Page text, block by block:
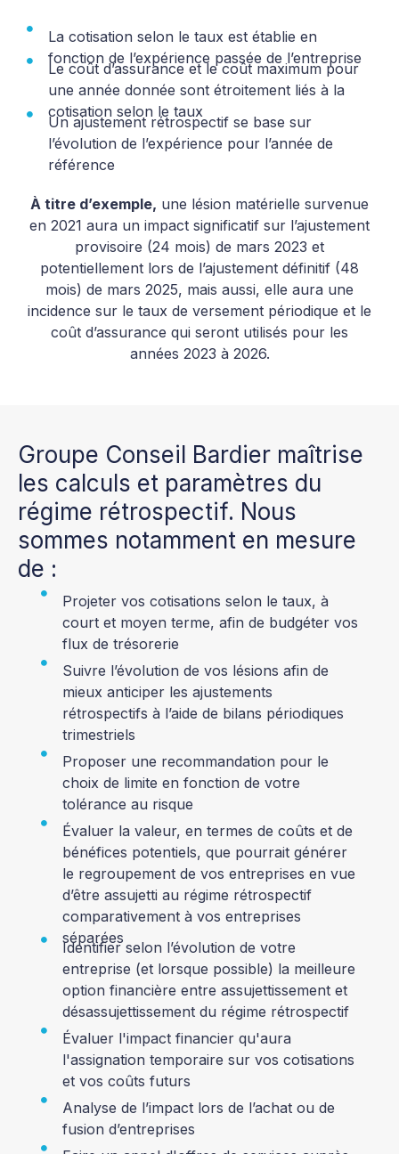
La cotisation selon le taux est établie en
fonction de l’expérience passée de l’entreprise
Le coût d’assurance et le coût maximum pour
une année donnée sont étroitement liés à la
cotisation selon le taux
Un ajustement rétrospectif se base sur
l’évolution de l’expérience pour l’année de
référence
À titre d’exemple, une lésion matérielle survenue
en 2021 aura un impact significatif sur l’ajustement
provisoire (24 mois) de mars 2023 et
potentiellement lors de l’ajustement définitif (48
mois) de mars 2025, mais aussi, elle aura une
incidence sur le taux de versement périodique et le
coût d’assurance qui seront utilisés pour les
années 2023 à 2026.
Groupe Conseil Bardier maîtrise
les calculs et paramètres du
régime rétrospectif. Nous
sommes notamment en mesure
de :
Projeter vos cotisations selon le taux, à
court et moyen terme, afin de budgéter vos
flux de trésorerie
Suivre l’évolution de vos lésions afin de
mieux anticiper les ajustements
rétrospectifs à l’aide de bilans périodiques
trimestriels
Proposer une recommandation pour le
choix de limite en fonction de votre
tolérance au risque
Évaluer la valeur, en termes de coûts et de
bénéfices potentiels, que pourrait générer
le regroupement de vos entreprises en vue
d’être assujetti au régime rétrospectif
comparativement à vos entreprises
séparées
Identifier selon l’évolution de votre
entreprise (et lorsque possible) la meilleure
option financière entre assujettissement et
désassujettissement du régime rétrospectif
Évaluer l'impact financier qu'aura
l'assignation temporaire sur vos cotisations
et vos coûts futurs
Analyse de l’impact lors de l’achat ou de
fusion d’entreprises